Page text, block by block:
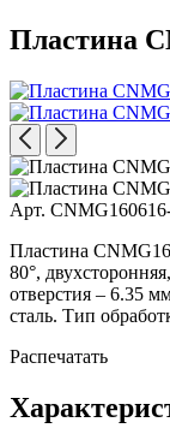
Пластина
Арт.
Пластина
80°,
отверстия – 6.35
сталь. Тип
Распечатать